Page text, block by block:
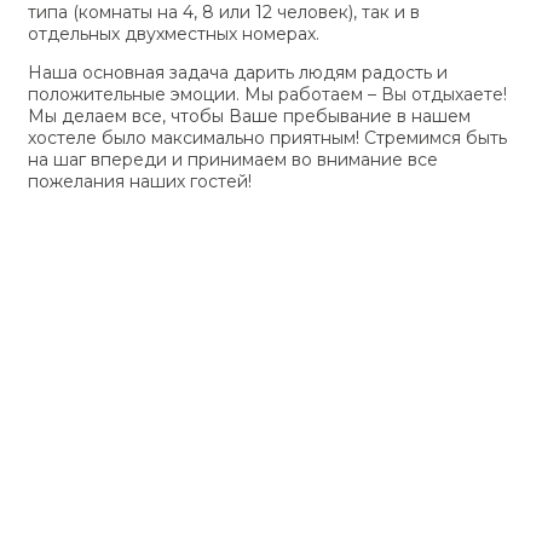
типа (комнаты на 4, 8 или 12 человек), так и в
отдельных двухместных номерах.
Наша основная задача дарить людям радость и
положительные эмоции. Мы работаем – Вы отдыхаете!
Мы делаем все, чтобы Ваше пребывание в нашем
хостеле было максимально приятным! Стремимся быть
на шаг впереди и принимаем во внимание все
пожелания наших гостей!